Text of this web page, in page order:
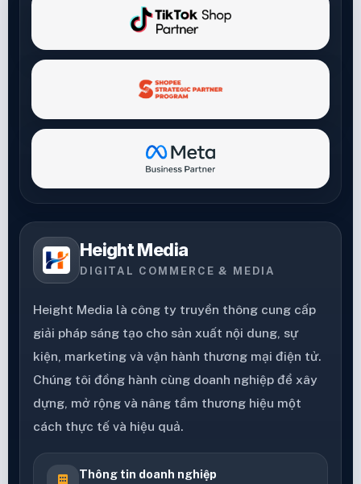
Height Media
DIGITAL COMMERCE & MEDIA
Height Media là công ty truyền thông cung cấp
giải pháp sáng tạo cho sản xuất nội dung, sự
kiện, marketing và vận hành thương mại điện tử.
Chúng tôi đồng hành cùng doanh nghiệp để xây
dựng, mở rộng và nâng tầm thương hiệu một
cách thực tế và hiệu quả.
Thông tin doanh nghiệp